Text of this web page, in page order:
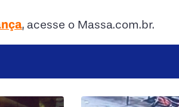
, acesse o Massa.com.br.